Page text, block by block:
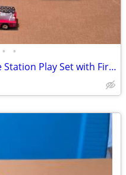
• •
Used Matchbox Hero City Fire Station Play Set with Firetruck